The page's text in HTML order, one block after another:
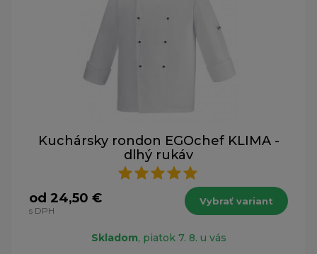
Kuchársky rondon EGOchef KLIMA -
dlhý rukáv
od 24,50 €
s DPH
Vybrať variant
Skladom, piatok 7. 8. u vás